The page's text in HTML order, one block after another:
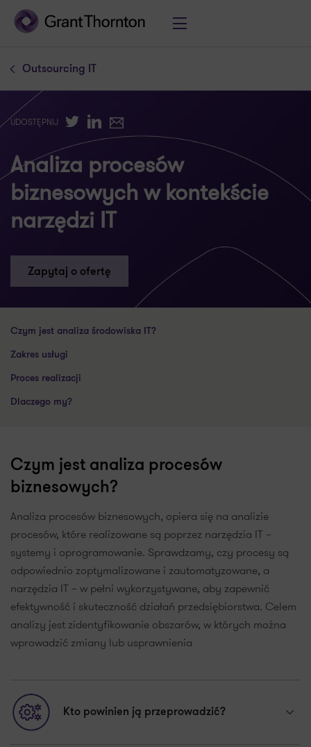
Outsourcing IT
UDOSTĘPNIJ TwitterLinkedIn
E-mail
Analiza procesów
biznesowych w kontekście
narzędzi IT
Zapytaj o ofertę
Czym jest analiza środowiska IT?
Zakres usługi
Proces realizacji
Dlaczego my?
Czym jest analiza procesów
biznesowych?
Analiza procesów biznesowych, opiera się na analizie
procesów, które realizowane są poprzez narzędzia IT –
systemy i oprogramowanie. Sprawdzamy, czy procesy są
odpowiednio zoptymalizowane i zautomatyzowane, a
narzędzia IT – w pełni wykorzystywane, aby zapewnić
efektywność i skuteczność działań przedsiębiorstwa. Celem
analizy jest zidentyfikowanie obszarów, w których można
wprowadzić zmiany lub usprawnienia
Kto powinien ją przeprowadzić?